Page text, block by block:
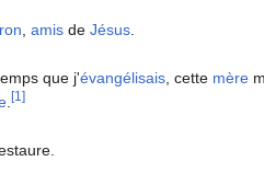
amis de Jésus
que j'évangélisais , cette mère
[1]